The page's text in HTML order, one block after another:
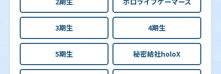
3期生 4期生
5期生 秘密結社holoX